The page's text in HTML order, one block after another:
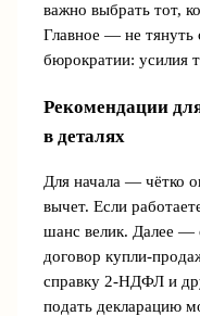
важно выбрать тот,
Главное — не тянуть
бюрократии: усилия
Рекомендации
в деталях
Для начала — чётко
вычет. Если
шанс велик. Далее —
договор купли-
справку 2-НДФЛ и
подать декларацию